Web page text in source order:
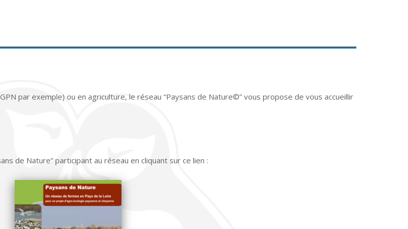
par exemple) ou en agriculture, le réseau “Paysans de Nature©” vous propose de vous accueillir
de Nature” participant au réseau en cliquant sur ce lien :